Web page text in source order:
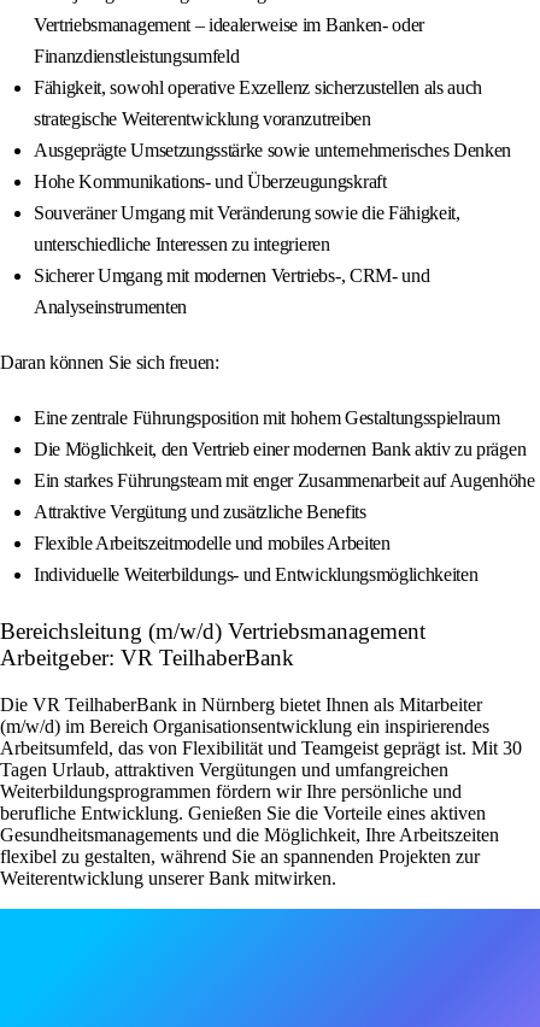
Vertriebsmanagement – idealerweise im Banken- oder
Finanzdienstleistungsumfeld
Fähigkeit, sowohl operative Exzellenz sicherzustellen als auch
strategische Weiterentwicklung voranzutreiben
Ausgeprägte Umsetzungsstärke sowie unternehmerisches Denken
Hohe Kommunikations- und Überzeugungskraft
Souveräner Umgang mit Veränderung sowie die Fähigkeit,
unterschiedliche Interessen zu integrieren
Sicherer Umgang mit modernen Vertriebs-, CRM- und
Analyseinstrumenten
Daran können Sie sich freuen:
Eine zentrale Führungsposition mit hohem Gestaltungsspielraum
Die Möglichkeit, den Vertrieb einer modernen Bank aktiv zu prägen
Ein starkes Führungsteam mit enger Zusammenarbeit auf Augenhöhe
Attraktive Vergütung und zusätzliche Benefits
Flexible Arbeitszeitmodelle und mobiles Arbeiten
Individuelle Weiterbildungs- und Entwicklungsmöglichkeiten
Bereichsleitung (m/w/d) Vertriebsmanagement
Arbeitgeber: VR TeilhaberBank
Die VR TeilhaberBank in Nürnberg bietet Ihnen als Mitarbeiter
(m/w/d) im Bereich Organisationsentwicklung ein inspirierendes
Arbeitsumfeld, das von Flexibilität und Teamgeist geprägt ist. Mit 30
Tagen Urlaub, attraktiven Vergütungen und umfangreichen
Weiterbildungsprogrammen fördern wir Ihre persönliche und
berufliche Entwicklung. Genießen Sie die Vorteile eines aktiven
Gesundheitsmanagements und die Möglichkeit, Ihre Arbeitszeiten
flexibel zu gestalten, während Sie an spannenden Projekten zur
Weiterentwicklung unserer Bank mitwirken.